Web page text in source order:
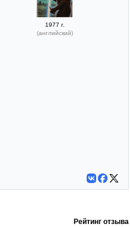
1977 г.
(английский)
Рейтинг отзыва